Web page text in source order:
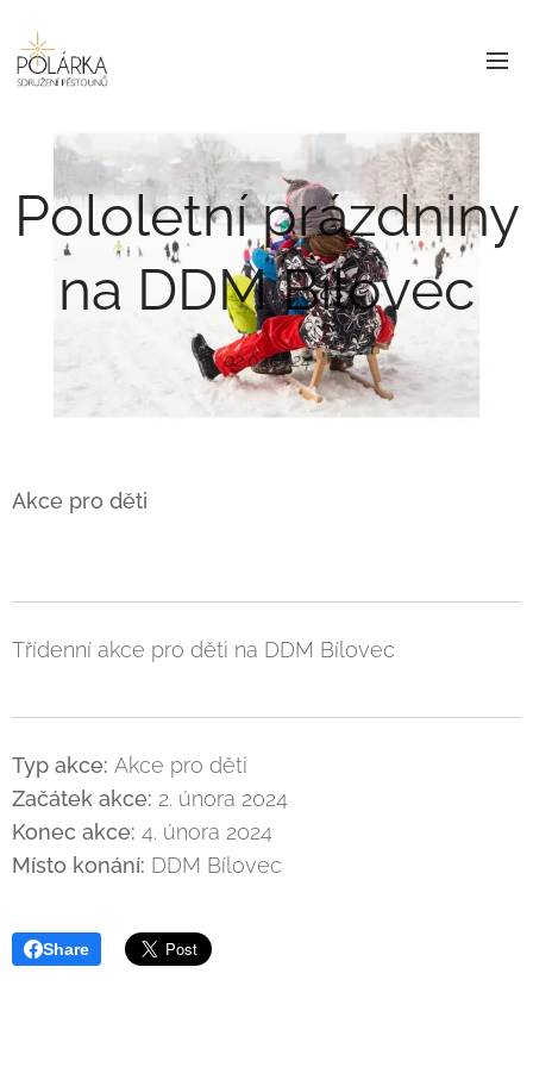
Pololetní prázdniny
na DDM Bílovec
02.02.2024
Akce pro děti
Třídenní akce pro děti na DDM Bílovec
Typ akce: Akce pro děti
Začátek akce: 2. února 2024
Konec akce: 4. února 2024
Místo konání: DDM Bílovec
Share